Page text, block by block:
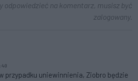
odpowiedzieć na komentarz, musisz być
zalogowany.
przypadku uniewinnienia, Ziobro będzie